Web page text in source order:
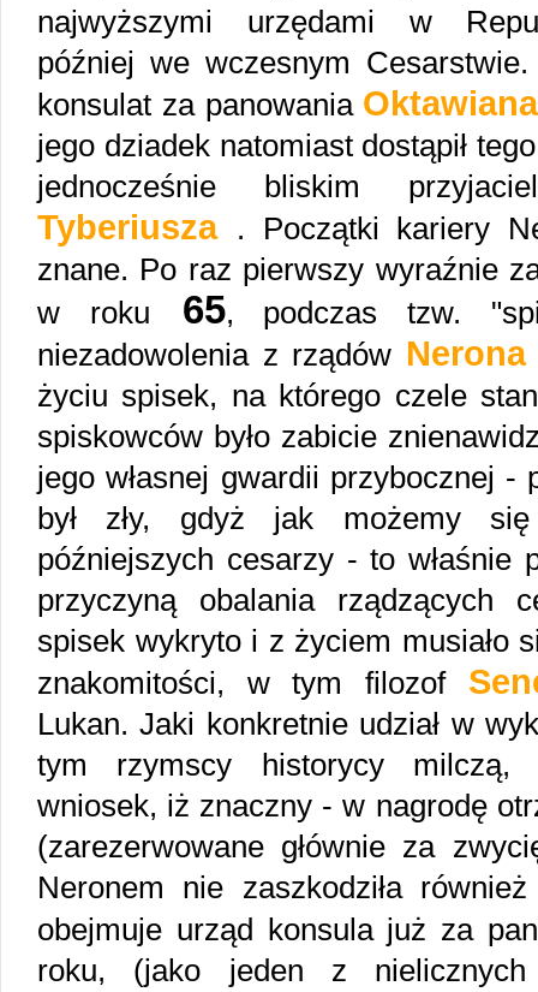
najwyższymi urzędami w
później we wczesnym
konsulat za panowania
jego dziadek natomiast dostąpił
jednocześnie bliskim
Tyberiusza . Początki kariery
znane. Po raz pierwszy wyraźnie
w roku
65, podczas tzw.
niezadowolenia z rządów Nerona
życiu spisek, na którego czele
spiskowców było zabicie
jego własnej gwardii przybocznej -
był zły, gdyż jak możemy
późniejszych cesarzy - to właśnie
przyczyną obalania rządzących
spisek wykryto i z życiem musiało
znakomitości, w tym filozof
Lukan. Jaki konkretnie udział w
tym rzymscy historycy milczą,
wniosek, iż znaczny - w nagrodę
(zarezerwowane głównie za
Neronem nie zaszkodziła
obejmuje urząd konsula już za
roku, (jako jeden z